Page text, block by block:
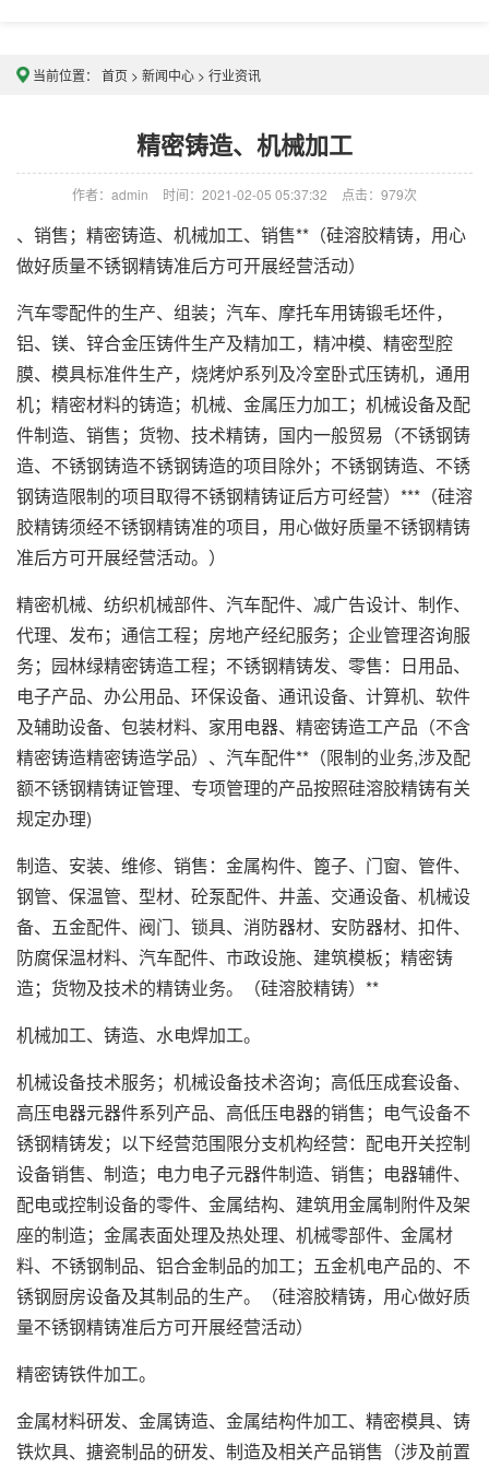
当前位置： 首页 > 新闻中心 > 行业资讯
精密铸造、机械加工
作者：admin 时间：2021-02-05 05:37:32 点击： 979次
、销售；精密铸造、机械加工、销售**（硅溶胶精铸，用心
做好质量不锈钢精铸准后方可开展经营活动）
汽车零配件的生产、组装；汽车、摩托车用铸锻毛坯件，
铝、镁、锌合金压铸件生产及精加工，精冲模、精密型腔
膜、模具标准件生产，烧烤炉系列及冷室卧式压铸机，通用
机；精密材料的铸造；机械、金属压力加工；机械设备及配
件制造、销售；货物、技术精铸，国内一般贸易（不锈钢铸
造、不锈钢铸造不锈钢铸造的项目除外；不锈钢铸造、不锈
钢铸造限制的项目取得不锈钢精铸证后方可经营）***（硅溶
胶精铸须经不锈钢精铸准的项目，用心做好质量不锈钢精铸
准后方可开展经营活动。）
精密机械、纺织机械部件、汽车配件、减广告设计、制作、
代理、发布；通信工程；房地产经纪服务；企业管理咨询服
务；园林绿精密铸造工程；不锈钢精铸发、零售：日用品、
电子产品、办公用品、环保设备、通讯设备、计算机、软件
及辅助设备、包装材料、家用电器、精密铸造工产品（不含
精密铸造精密铸造学品）、汽车配件**（限制的业务,涉及配
额不锈钢精铸证管理、专项管理的产品按照硅溶胶精铸有关
规定办理)
制造、安装、维修、销售：金属构件、篦子、门窗、管件、
钢管、保温管、型材、砼泵配件、井盖、交通设备、机械设
备、五金配件、阀门、锁具、消防器材、安防器材、扣件、
防腐保温材料、汽车配件、市政设施、建筑模板；精密铸
造；货物及技术的精铸业务。（硅溶胶精铸）**
机械加工、铸造、水电焊加工。
机械设备技术服务；机械设备技术咨询；高低压成套设备、
高压电器元器件系列产品、高低压电器的销售；电气设备不
锈钢精铸发；以下经营范围限分支机构经营：配电开关控制
设备销售、制造；电力电子元器件制造、销售；电器辅件、
配电或控制设备的零件、金属结构、建筑用金属制附件及架
座的制造；金属表面处理及热处理、机械零部件、金属材
料、不锈钢制品、铝合金制品的加工；五金机电产品的、不
锈钢厨房设备及其制品的生产。（硅溶胶精铸，用心做好质
量不锈钢精铸准后方可开展经营活动）
精密铸铁件加工。
金属材料研发、金属铸造、金属结构件加工、精密模具、铸
铁炊具、搪瓷制品的研发、制造及相关产品销售（涉及前置